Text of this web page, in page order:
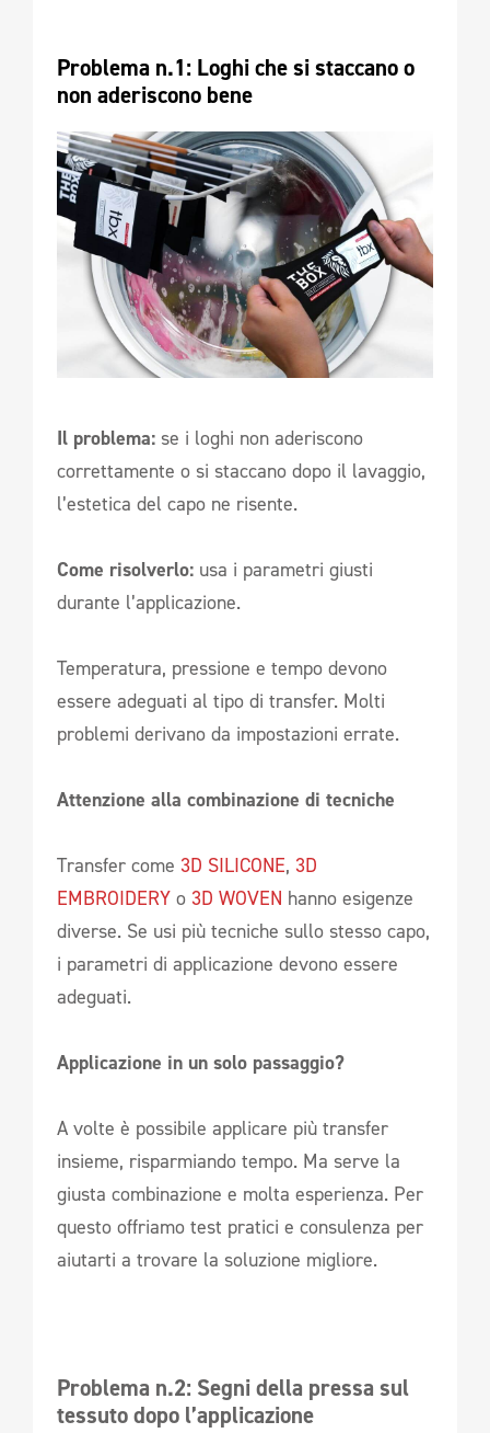
Problema n.1: Loghi che si staccano o
non aderiscono bene
Il problema: se i loghi non aderiscono
correttamente o si staccano dopo il lavaggio,
l’estetica del capo ne risente.
Come risolverlo: usa i parametri giusti
durante l’applicazione.
Temperatura, pressione e tempo devono
essere adeguati al tipo di transfer. Molti
problemi derivano da impostazioni errate.
Attenzione alla combinazione di tecniche
Transfer come 3D SILICONE, 3D
EMBROIDERY o 3D WOVEN hanno esigenze
diverse. Se usi più tecniche sullo stesso capo,
i parametri di applicazione devono essere
adeguati.
Applicazione in un solo passaggio?
A volte è possibile applicare più transfer
insieme, risparmiando tempo. Ma serve la
giusta combinazione e molta esperienza. Per
questo offriamo test pratici e consulenza per
aiutarti a trovare la soluzione migliore.
Problema n.2: Segni della pressa sul
tessuto dopo l’applicazione